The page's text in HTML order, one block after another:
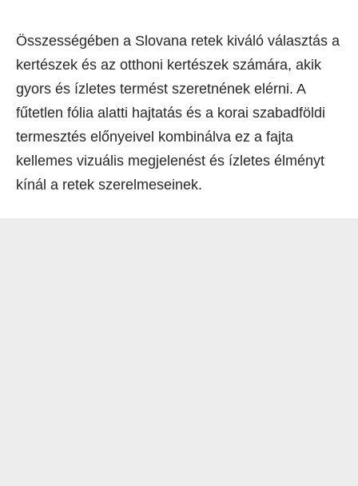
Összességében a Slovana retek kiváló választás a
kertészek és az otthoni kertészek számára, akik
gyors és ízletes termést szeretnének elérni. A
fűtetlen fólia alatti hajtatás és a korai szabadföldi
termesztés előnyeivel kombinálva ez a fajta
kellemes vizuális megjelenést és ízletes élményt
kínál a retek szerelmeseinek.